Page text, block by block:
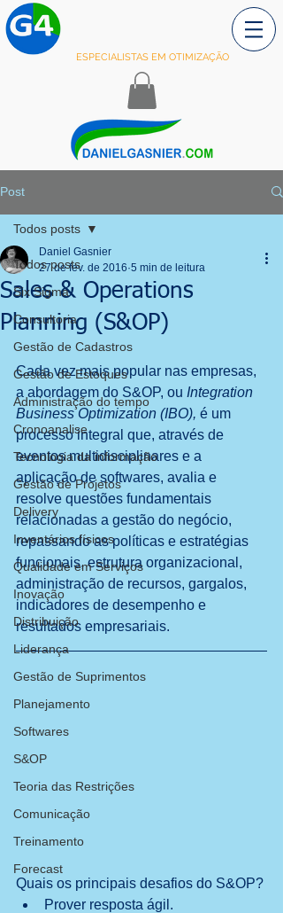
ESPECIALISTAS EM OTIMIZAÇÃO
Post
Todos posts
Six Sigma
Consultoria
Gestão de Cadastros
Gestão de Estoques
Administração do tempo
Cronoanalise
Tecnologia da informação
Gestão de Projetos
Delivery
Inventários físicos
Qualidade em Serviços
Inovação
Distribuição
Liderança
Gestão de Suprimentos
Planejamento
Softwares
S&OP
Teoria das Restrições
Comunicação
Treinamento
Forecast
Todos posts
Sales & Operations
Planning (S&OP)
Daniel Gasnier
27 de fev. de 2016 5 min de leitura
Cada vez mais popular nas empresas,
a abordagem do S&OP, ou Integration
Business Optimization (IBO), é um
processo integral que, através de
eventos multidisciplinares e a
aplicação de softwares, avalia e
resolve questões fundamentais
relacionadas a gestão do negócio,
repassando as políticas e estratégias
funcionais, estrutura organizacional,
administração de recursos, gargalos,
indicadores de desempenho e
resultados empresariais.
Quais os principais desafios do S&OP?
Prover resposta ágil.